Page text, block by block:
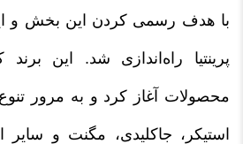
با هدف رسمی کردن این بخش و
پرینتیا راه‌اندازی شد. این
محصولات آغاز کرد و به مرور
استیکر، جاکلیدی، مگنت و سایر